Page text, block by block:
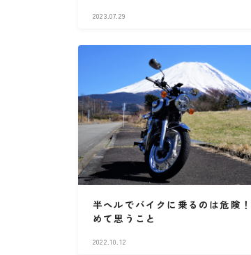
2023.07.29
半ヘルでバイクに乗るのは危険
めて思うこと
2022.10.12